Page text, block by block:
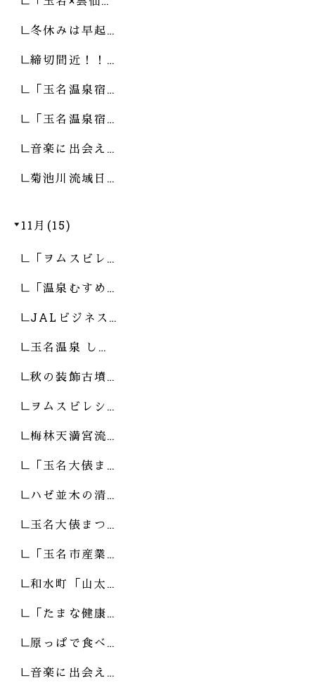
冬休みは早起…
締切間近！！…
「玉名温泉宿…
「玉名温泉宿…
音楽に出会え…
菊池川流域日…
11月(15)
「ヲムスビレ…
「温泉むすめ…
JALビジネス…
玉名温泉 し…
秋の装飾古墳…
ヲムスビレシ…
梅林天満宮流…
「玉名大俵ま…
ハゼ並木の清…
玉名大俵まつ…
「玉名市産業…
和水町「山太…
「たまな健康…
原っぱで食べ…
音楽に出会え…